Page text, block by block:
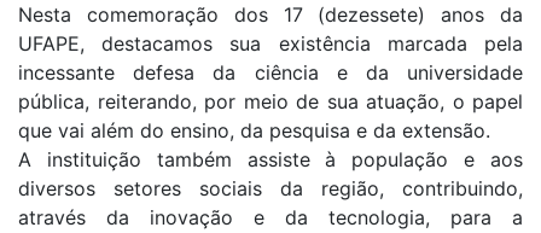
Nesta comemoração dos 17 (dezessete) anos da
UFAPE, destacamos sua existência marcada pela
incessante defesa da ciência e da universidade
pública, reiterando, por meio de sua atuação, o papel
que vai além do ensino, da pesquisa e da extensão.
A instituição também assiste à população e aos
diversos setores sociais da região, contribuindo,
através da inovação e da tecnologia, para a